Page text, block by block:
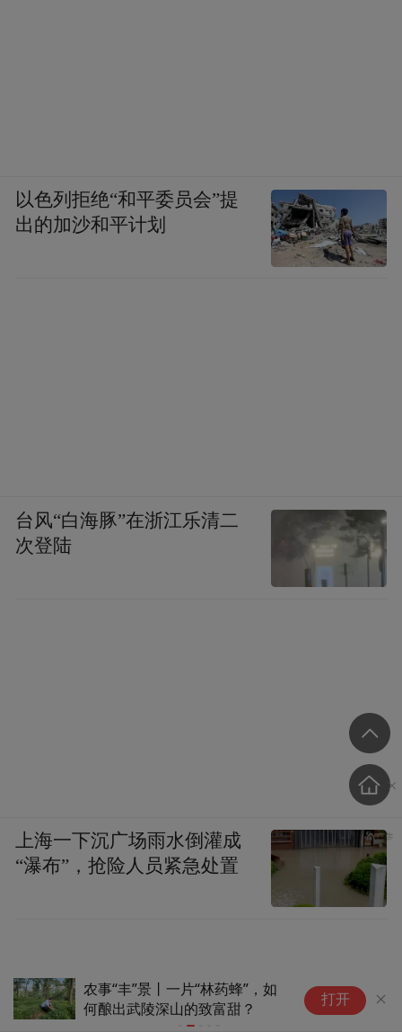
农事“丰”景丨一片“林药蜂”，如
何酿出武陵深山的致富甜？
打开
以色列拒绝“和平委员会”提
出的加沙和平计划
台风“白海豚”在浙江乐清二
次登陆
上海一下沉广场雨水倒灌成
“瀑布”，抢险人员紧急处置